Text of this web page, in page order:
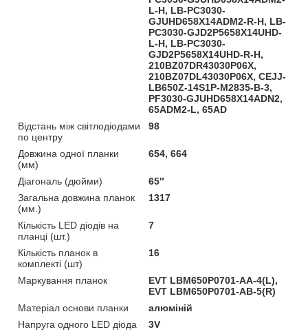
L-H, LB-PC3030-
GJUHD658X14ADM2-R-H, LB-
PC3030-GJD2P5658X14UHD-
L-H, LB-PC3030-
GJD2P5658X14UHD-R-H,
210BZ07DR43030P06X,
210BZ07DL43030P06X, CEJJ-
LB650Z-14S1P-M2835-B-3,
PF3030-GJUHD658X14ADN2,
65ADM2-L, 65AD
Відстань між світлодіодами
по центру
98
Довжина одної планки
(мм)
654, 664
Діагональ (дюйми)
65″
Загальна довжина планок
(мм.)
1317
Кількість LED діодів на
планці (шт.)
7
Кількість планок в
комплекті (шт)
16
Маркування планок
EVT LBM650P0701-AA-4(L),
EVT LBM650P0701-AB-5(R)
Матеріал основи планки
алюміній
Напруга одного LED діода
3V